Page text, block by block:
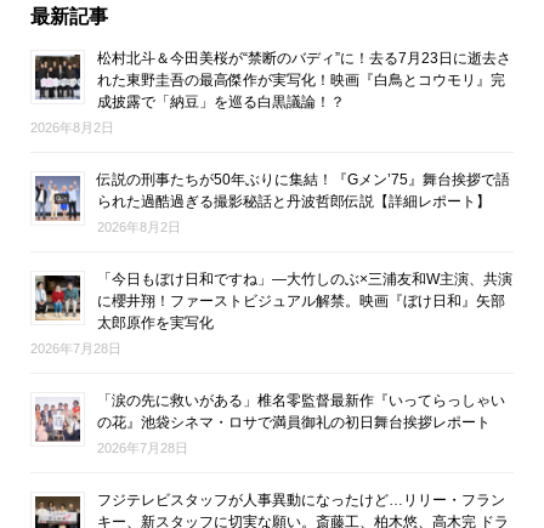
最新記事
松村北斗＆今田美桜が“禁断のバディ”に！去る7月23日に逝去さ
れた東野圭吾の最高傑作が実写化！映画『白鳥とコウモリ』完
成披露で「納豆」を巡る白黒議論！？
2026年8月2日
伝説の刑事たちが50年ぶりに集結！『Gメン’75』舞台挨拶で語
られた過酷過ぎる撮影秘話と丹波哲郎伝説【詳細レポート】
2026年8月2日
「今日もぼけ日和ですね」―大竹しのぶ×三浦友和W主演、共演
に櫻井翔！ファーストビジュアル解禁。映画『ぼけ日和』矢部
太郎原作を実写化
2026年7月28日
「涙の先に救いがある」椎名零監督最新作『いってらっしゃい
の花』池袋シネマ・ロサで満員御礼の初日舞台挨拶レポート
2026年7月28日
フジテレビスタッフが人事異動になったけど…リリー・フラン
キー、新スタッフに切実な願い。斎藤工、柏木悠、高木完 ドラ